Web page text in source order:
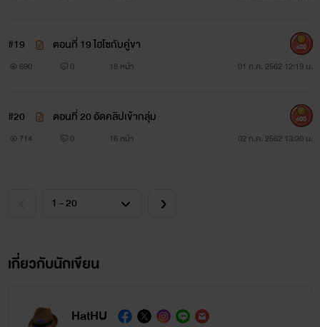
#19 ตอนที่ 19 ไฮโซกับคู่ขา
690 0 18 หน้า 01 ก.ค. 2562 12:19 น.
400
#20 ตอนที่ 20 อัดคลิปเข้ากลุ่ม
714 0 16 หน้า 02 ก.ค. 2562 13:30 น.
400
เกี่ยวกับนักเขียน
HatHU